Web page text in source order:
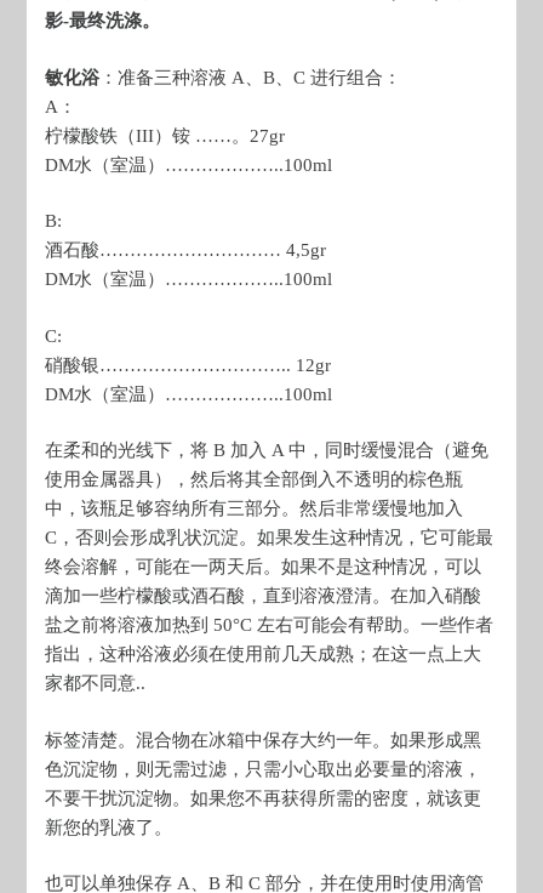
影-最终洗涤。
敏化浴：准备三种溶液 A、B、C 进行组合：
A：
柠檬酸铁（III）铵 ……。27gr
DM水（室温）………………..100ml
B:
酒石酸………………………… 4,5gr
DM水（室温）………………..100ml
C:
硝酸银………………………….. 12gr
DM水（室温）………………..100ml
在柔和的光线下，将 B 加入 A 中，同时缓慢混合（避免
使用金属器具），然后将其全部倒入不透明的棕色瓶
中，该瓶足够容纳所有三部分。然后非常缓慢地加入
C，否则会形成乳状沉淀。如果发生这种情况，它可能最
终会溶解，可能在一两天后。如果不是这种情况，可以
滴加一些柠檬酸或酒石酸，直到溶液澄清。在加入硝酸
盐之前将溶液加热到 50°C 左右可能会有帮助。一些作者
指出，这种浴液必须在使用前几天成熟；在这一点上大
家都不同意..
标签清楚。混合物在冰箱中保存大约一年。如果形成黑
色沉淀物，则无需过滤，只需小心取出必要量的溶液，
不要干扰沉淀物。如果您不再获得所需的密度，就该更
新您的乳液了。
也可以单独保存 A、B 和 C 部分，并在使用时使用滴管